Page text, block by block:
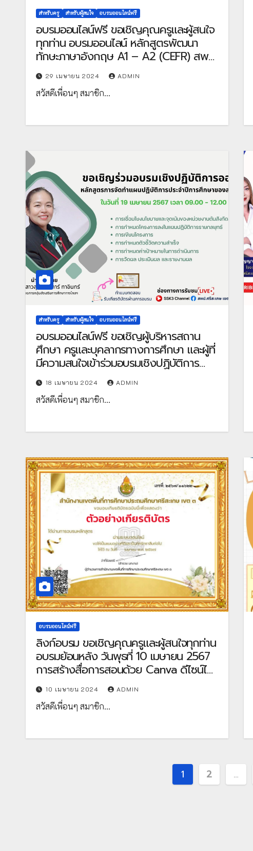
สำหรับครู สำหรับผู้สนใจ อบรมออนไลน์ฟรี
อบรมออนไลน์ฟรี ขอเชิญคุณครูและผู้สนใจ
ทุกท่าน อบรมออนไลน์ หลักสูตรพัฒนา
ทักษะภาษาอังกฤษ A1 – A2 (CEFR) สพฐ.
จัดโดย สำนักงานคณะกรรมการศึกษาขั้น
พื้นฐาน
29 เมษายน 2024 ADMIN
สวัสดีเพื่อนๆ สมาชิก…
สำหรับครู สำหรับผู้สนใจ อบรมออนไลน์ฟรี
อบรมออนไลน์ฟรี ขอเชิญผู้บริหารสถาน
ศึกษา ครูและบุคลากรทางการศึกษา และผู้ที่
มีความสนใจเข้าร่วมอบรมเชิงปฏิบัติการ
ระบบออนไลน์ ผ่านสถานีทีวีดิจิทัล
สพป.ศรีสะเกษ เขต 3 (SSK3 Channel)
หลักสูตร การจัดทำแผนปฏิบัติการประจำปี
เมษายน 2567 เวลา 09.00 – 12.00 น. จัด
18 เมษายน 2024 ADMIN
สวัสดีเพื่อนๆ สมาชิก…
อบรมออนไลน์ฟรี
ลิงก์อบรม ขอเชิญคุณครูและผู้สนใจทุกท่าน
อบรมย้อนหลัง วันพุธที่ 10 เมษายน 2567
การสร้างสื่อการสอนด้วย Canva ดีไซน์ได้
ง่ายๆ และฟรีด้วย Canva สร้างคอนเทนต์
เป็นภาพที่น่าทึ่ง โดยไม่ต้องมีประสบการณ์
ด้านดีไซน์ เริ่มต้นด้วยตัวเองหรือเชิญผู้อื่น
เกียรติบัตรทาง E-mail โดย สพป.ศรีสะเกษ
10 เมษายน 2024 ADMIN
สวัสดีเพื่อนๆ สมาชิก…
Posts
1 2 …